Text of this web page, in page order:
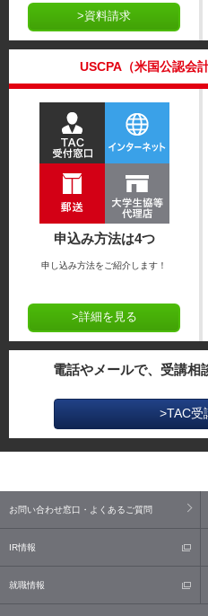
>資料請求
USCPA（米国公認会
申込み方法は4つ
申し込み方法をご紹介します！
>詳細を見る
電話やメールで、受講相
>TAC受
お問い合わせ窓口・よくあるご質問
IR情報
就職情報